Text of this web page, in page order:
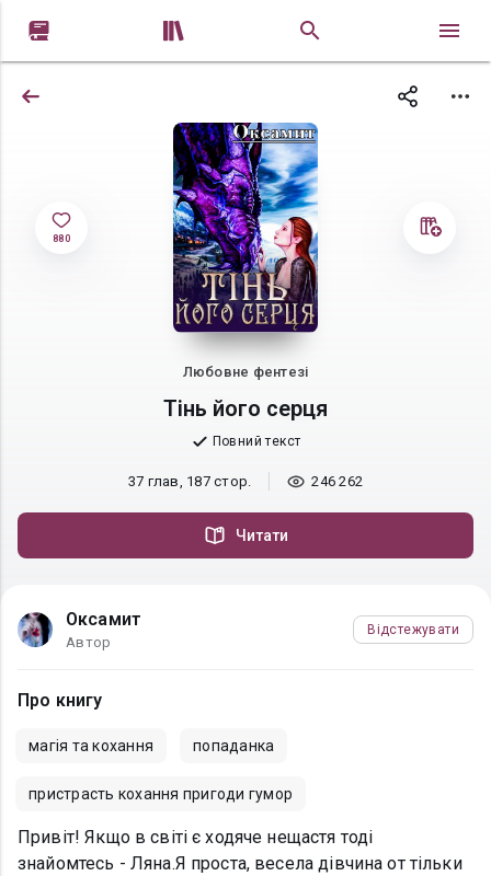
 
880
Любовне фентезі
Тінь його серця
Повний текст
37 глав, 187 стор. 246 262
Читати
Оксамит
Автор
Відстежувати
Про книгу
магія та кохання попаданка
пристрасть кохання пригоди гумор
Привіт! Якщо в світі є ходяче нещастя тоді
знайомтесь - Ляна.Я проста, весела дівчина от тільки